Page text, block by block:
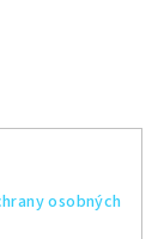
osobných